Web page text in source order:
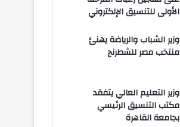
الأولى للتنسيق الإلكتروني
وزير الشباب والرياضة يهنئ
منتخب مصر للشطرنج
وزير التعليم العالي يتفقد
مكتب التنسيق الرئيسي
بجامعة القاهرة